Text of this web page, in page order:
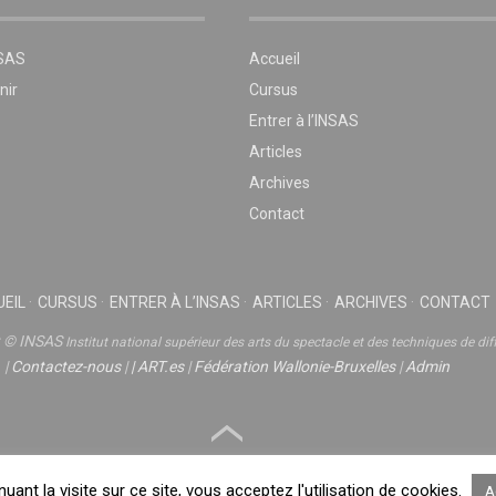
Accueil
Cursus
Entrer à l’INSAS
Articles
Archives
Contact
CURSUS ENTRER À L’INSAS ARTICLES ARCHIVES CONTACT
© INSASInstitut national supérieur des arts du spectacle et des techniques de
|Contactez-nous||ART.es|Fédération Wallonie-Bruxelles|Admin
la visite sur ce site, vous acceptez l'utilisation de cookies.